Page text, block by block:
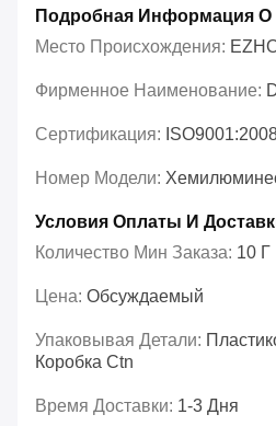
Подробная Информация О
Место Происхождения:
Фирменное Наименование:
Сертификация:
Номер Модели:
Условия Оплаты И
Количество Мин Заказа: 10 Г
Цена: Обсуждаемый
Упаковывая Детали:
Коробка Ctn
Время Доставки: 1-3 Дня